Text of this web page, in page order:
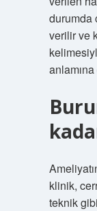
durumda
verilir ve
klinik,
teknik